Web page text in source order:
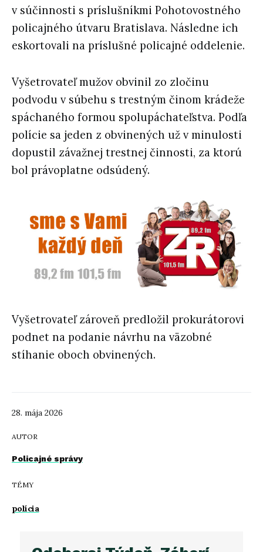
28. mája 2026
AUTOR
Policajné správy
TÉMY
polícia
v súčinnosti s príslušníkmi Pohotovostného
policajného útvaru Bratislava. Následne ich
eskortovali na príslušné policajné oddelenie.
Vyšetrovateľ mužov obvinil zo zločinu
podvodu v súbehu s trestným činom krádeže
spáchaného formou spolupáchateľstva. Podľa
polície sa jeden z obvinených už v minulosti
dopustil závažnej trestnej činnosti, za ktorú
bol právoplatne odsúdený.
Vyšetrovateľ zároveň predložil prokurátorovi
podnet na podanie návrhu na väzobné
stíhanie oboch obvinených.